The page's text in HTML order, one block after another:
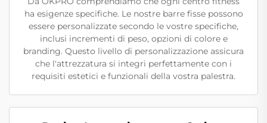
ha esigenze specifiche. Le nostre barre fisse possono
essere personalizzate secondo le vostre specifiche,
inclusi incrementi di peso, opzioni di colore e
branding. Questo livello di personalizzazione assicura
che l'attrezzatura si integri perfettamente con i
requisiti estetici e funzionali della vostra palestra.